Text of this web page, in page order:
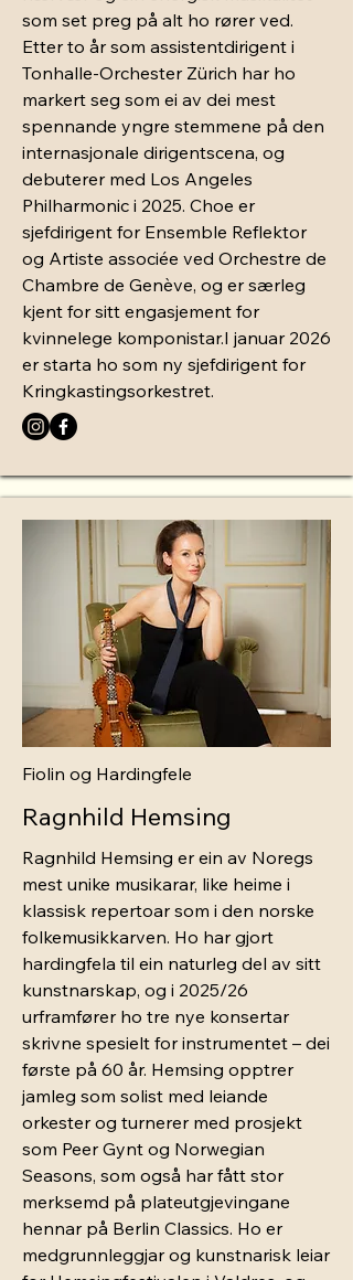
som set preg på alt ho rører ved.
Etter to år som assistentdirigent i
Tonhalle-Orchester Zürich har ho
markert seg som ei av dei mest
spennande yngre stemmene på den
internasjonale dirigentscena, og
debuterer med Los Angeles
Philharmonic i 2025. Choe er
sjefdirigent for Ensemble Reflektor
og Artiste associée ved Orchestre de
Chambre de Genève, og er særleg
kjent for sitt engasjement for
kvinnelege komponistar.I januar 2026
er starta ho som ny sjefdirigent for
Kringkastingsorkestret.​
Fiolin og Hardingfele
Ragnhild Hemsing
Ragnhild Hemsing er ein av Noregs
mest unike musikarar, like heime i
klassisk repertoar som i den norske
folkemusikkarven. Ho har gjort
hardingfela til ein naturleg del av sitt
kunstnarskap, og i 2025/26
urframfører ho tre nye konsertar
skrivne spesielt for instrumentet – dei
første på 60 år. Hemsing opptrer
jamleg som solist med leiande
orkester og turnerer med prosjekt
som Peer Gynt og Norwegian
Seasons, som også har fått stor
merksemd på plateutgjevingane
hennar på Berlin Classics. Ho er
medgrunnleggjar og kunstnarisk leiar